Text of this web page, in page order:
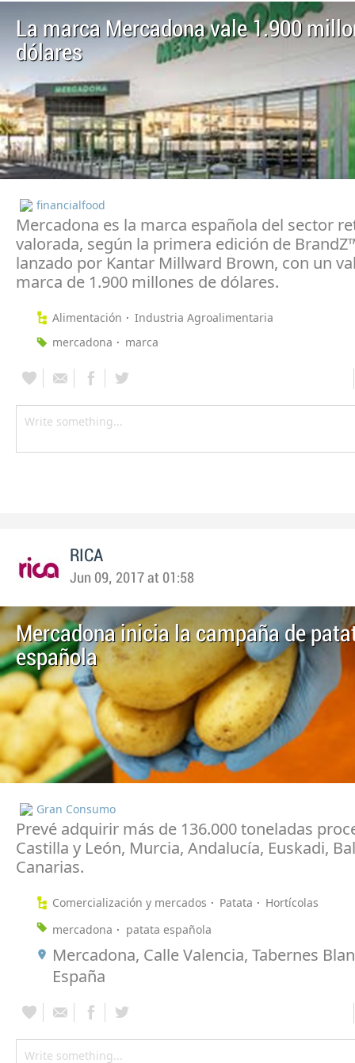
La marca Mercadona vale 1.900
dólares
financialfood
Mercadona es la marca española del sector
valorada, según la primera edición de
lanzado por Kantar Millward Brown, con un
marca de 1.900 millones de dólares.
Alimentación
Industria Agroalimentaria
mercadona
marca
RICA
Jun 09, 2017 at 01:58
Mercadona inicia la campaña de
española
Gran Consumo
Prevé adquirir más de 136.000 toneladas
Castilla y León, Murcia, Andalucía, Euskadi,
Canarias.
Comercialización y mercados Patata
Hortícolas
mercadona
patata española
Mercadona, Calle Valencia, Tabernes
España